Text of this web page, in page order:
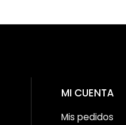
MI CUENTA
Mis pedidos